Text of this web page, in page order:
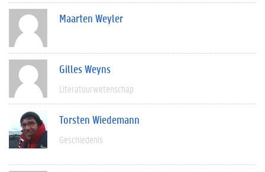
Maarten Weyler
Gilles Weyns
Literatuurwetenschap
Torsten Wiedemann
Geschiedenis